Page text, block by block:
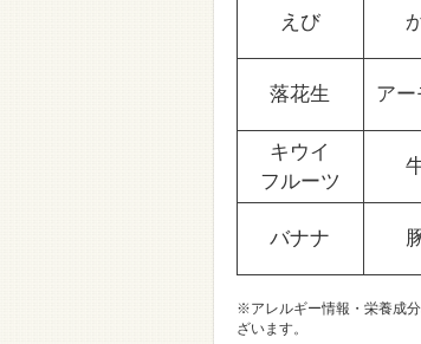
えび
落花生 アー
キウイ
フルーツ
バナナ
※アレルギー情報・栄養成
ざいます。